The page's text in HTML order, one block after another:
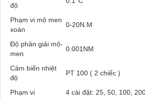
độ
Phạm vi mô men
xoán
0-20N.M
Độ phân giải mô-
men
0.001NM
Cảm biến nhiệt
độ
PT 100 ( 2 chiếc )
Phạm vi
4 cài đặt: 25, 50, 100,